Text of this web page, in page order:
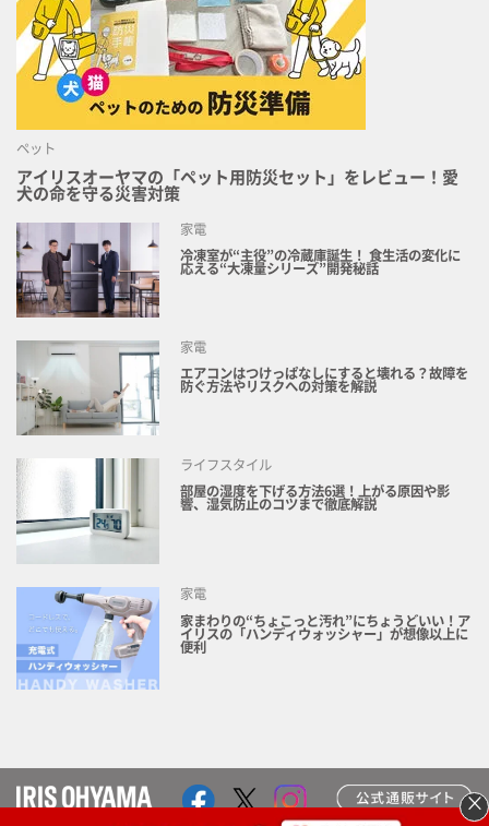
×
ペット
アイリスオーヤマの「ペット用防災セット」をレビュー！愛
犬の命を守る災害対策
家電
冷凍室が“主役”の冷蔵庫誕生！ 食生活の変化に
応える“大凍量シリーズ”開発秘話
家電
エアコンはつけっぱなしにすると壊れる？故障を
防ぐ方法やリスクへの対策を解説
ライフスタイル
部屋の湿度を下げる方法6選！上がる原因や影
響、湿気防止のコツまで徹底解説
家電
家まわりの“ちょこっと汚れ”にちょうどいい！ア
イリスの「ハンディウォッシャー」が想像以上に
便利